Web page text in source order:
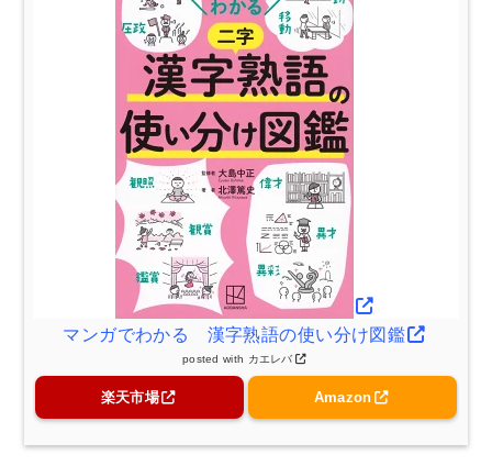
マンガでわかる 漢字熟語の使い分け図鑑
posted with カエレバ
楽天市場 Amazon